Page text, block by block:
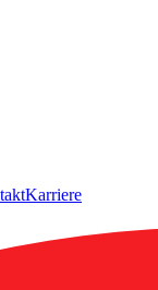
Karriere